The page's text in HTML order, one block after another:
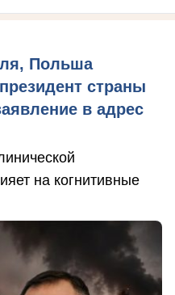
Польша
страны
в адрес
на когнитивные